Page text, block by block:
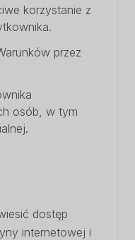
korzystanie z
przez
osób, w tym
dostęp
internetowej i